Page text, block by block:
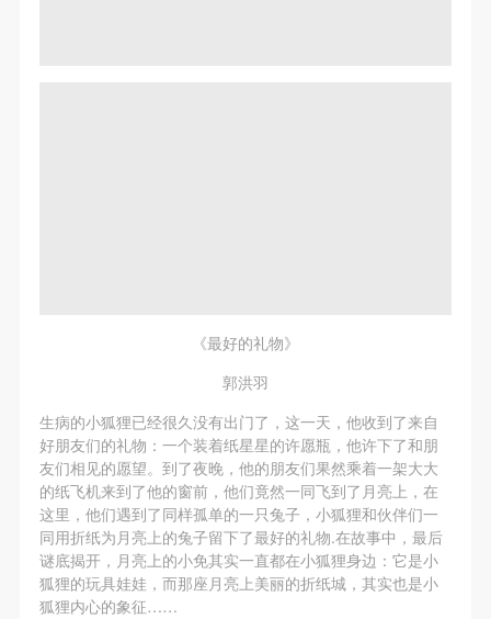
《最好的礼物》
郭洪羽
生病的小狐狸已经很久没有出门了，这一天，他收到了来自
好朋友们的礼物：一个装着纸星星的许愿瓶，他许下了和朋
友们相见的愿望。到了夜晚，他的朋友们果然乘着一架大大
的纸飞机来到了他的窗前，他们竟然一同飞到了月亮上，在
这里，他们遇到了同样孤单的一只兔子，小狐狸和伙伴们一
同用折纸为月亮上的兔子留下了最好的礼物.在故事中，最后
谜底揭开，月亮上的小免其实一直都在小狐狸身边：它是小
狐狸的玩具娃娃，而那座月亮上美丽的折纸城，其实也是小
狐狸内心的象征……